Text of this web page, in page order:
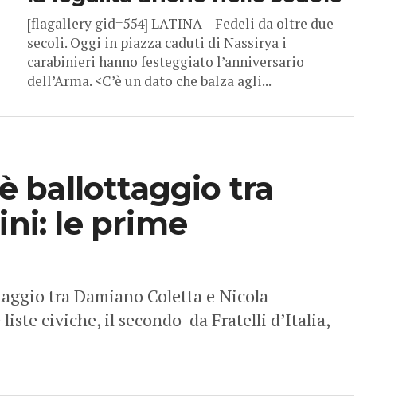
[flagallery gid=554] LATINA – Fedeli da oltre due
secoli. Oggi in piazza caduti di Nassirya i
carabinieri hanno festeggiato l’anniversario
dell’Arma. <C’è un dato che balza agli...
ballottaggio tra
le prime
tra Damiano Coletta e Nicola
civiche, il secondo da Fratelli d’Italia,